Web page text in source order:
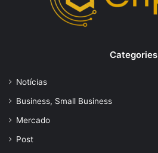
Categories
Notícias
Business, Small Business
Mercado
Post